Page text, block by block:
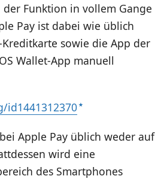
Funktion in vollem Gange
Pay ist dabei wie üblich
sowie die App der
Wallet-App manuell
id1441312370
Apple Pay üblich weder auf
wird eine
des Smartphones